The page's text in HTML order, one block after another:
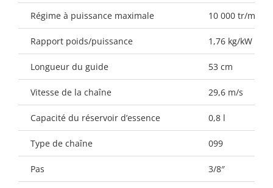
Régime à puissance maximale 10 000 tr/min
Rapport poids/puissance 1,76 kg/kW
Longueur du guide 53 cm
Vitesse de la chaîne 29,6 m/s
Capacité du réservoir d’essence 0,8 l
Type de chaîne 099
Pas 3/8″